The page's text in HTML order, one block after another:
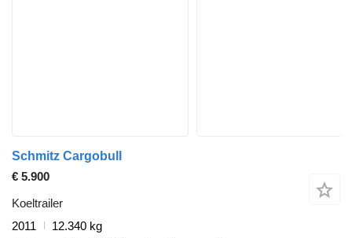
Schmitz Cargobull
€ 5.900
Koeltrailer
2011
12.340 kg